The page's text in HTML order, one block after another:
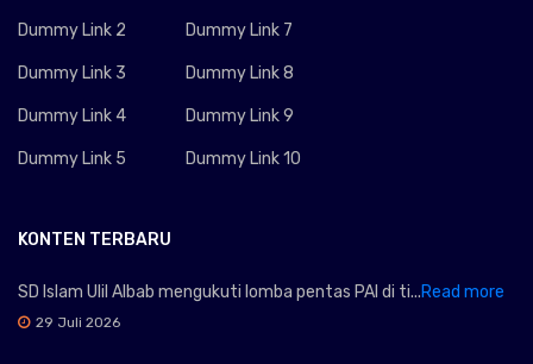
Dummy Link 2
Dummy Link 3
Dummy Link 4
Dummy Link 5
Dummy Link 7
Dummy Link 8
Dummy Link 9
Dummy Link 10
KONTEN TERBARU
SD Islam Ulil Albab mengukuti lomba pentas PAI di ti...Read more
29 Juli 2026